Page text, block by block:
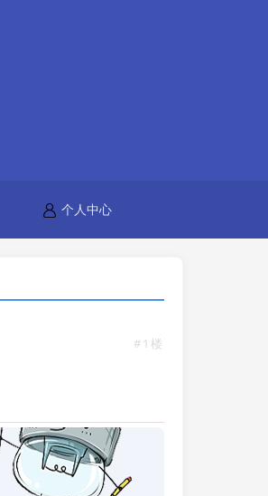
个人中心
#1楼